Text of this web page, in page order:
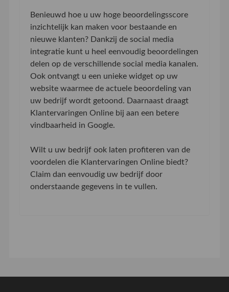
Benieuwd hoe u uw hoge beoordelingsscore
inzichtelijk kan maken voor bestaande en
nieuwe klanten? Dankzij de social media
integratie kunt u heel eenvoudig beoordelingen
delen op de verschillende social media kanalen.
Ook ontvangt u een unieke widget op uw
website waarmee de actuele beoordeling van
uw bedrijf wordt getoond. Daarnaast draagt
Klantervaringen Online bij aan een betere
vindbaarheid in Google.
Wilt u uw bedrijf ook laten profiteren van de
voordelen die Klantervaringen Online biedt?
Claim dan eenvoudig uw bedrijf door
onderstaande gegevens in te vullen.